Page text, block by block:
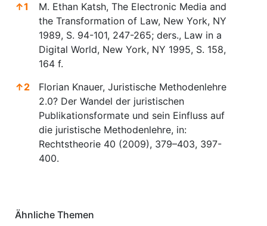
↑1
M. Ethan Katsh, The Electronic Media and
the Transformation of Law, New York, NY
1989, S. 94-101, 247-265; ders., Law in a
Digital World, New York, NY 1995, S. 158,
164 f.
↑2
Florian Knauer, Juristische Methodenlehre
2.0? Der Wandel der juristischen
Publikationsformate und sein Einfluss auf
die juristische Methodenlehre, in:
Rechtstheorie 40 (2009), 379–403, 397-
400.
Ähnliche Themen